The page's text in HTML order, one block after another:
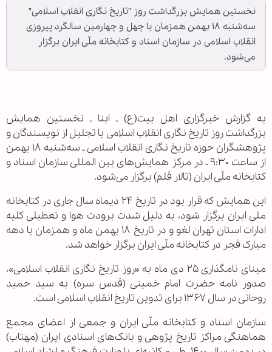
نخستین همایش بزرگداشت روز "تاریخ نگاری انقلاب اسلامی"
سه‌شنبه ۱۸ بهمن همزمان با چهل و چهارمین سالگرد پیروزی
انقلاب اسلامی در سازمان اسناد و کتابخانه ملّی ایران برگزار
می‌شود.
به گزارش خبرگزاری اهل بیت(ع) ـ ابنا ـ نخستین همایش
بزرگداشت روز تاریخ نگاری انقلاب اسلامی با تجلیل از نویسندگان و
پژوهشگران حوزه تاریخ نگاری انقلاب اسلامی ـ سه‌شنبه ۱۸ بهمن
از ساعت ۹:۳۰ ـ در مرکز همایش‌های بین المللی سازمان اسناد و
کتابخانه ملّی ایران (تالار قلم) برگزار می‌شود.
این همایش که قرار بود در تاریخ ۲۴ دیماه سال جاری در کتابخانه
ملی ایران برگزار شود، به دلیل شدت برودت هوا و تعطیلی کلیه
ادارات استان تهران لغو و در تاریخ ۱۸ بهمن ماه و همزمان با دهه
مبارک فجر در کتابخانه ملّی ایران برگزار خواهد شد.
مبنای نامگذاری ۲۵ دی ماه به «روز تاریخ نگاری انقلاب اسلامی»،
صدور نامه حضرت امام خمینی (قدس سره) به سید حمید
روحانی در سال ۱۳۶۷ برای تدوین تاریخ انقلاب اسلامی است.
سازمان اسناد و کتابخانه ملّی ایران و جمعی از اعضای مجمع
هماهنگی مراکز تاریخ پژوهی و بانک‌های اسنادی ایران (مهتاب)